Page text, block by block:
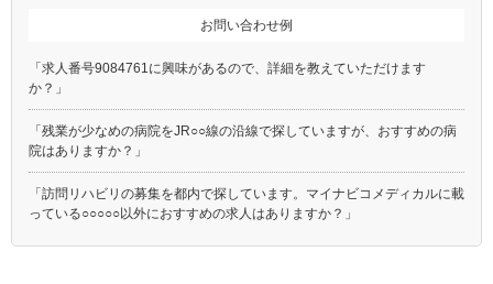
お問い合わせ例
「求人番号9084761に興味があるので、詳細を教えていただけます
か？」
「残業が少なめの病院をJR○○線の沿線で探していますが、おすすめの病
院はありますか？」
「訪問リハビリの募集を都内で探しています。マイナビコメディカルに載
っている○○○○○以外におすすめの求人はありますか？」